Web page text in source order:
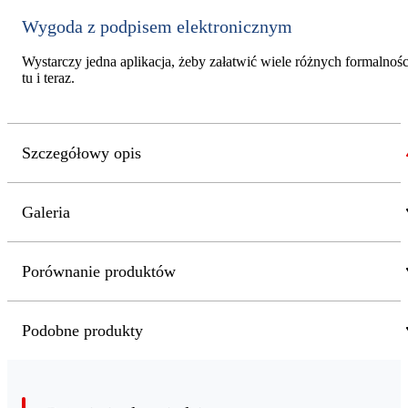
Wygoda z podpisem elektronicznym
Wystarczy jedna aplikacja, żeby załatwić wiele różnych
tu i teraz.
Szczegółowy opis
Galeria
Porównanie produktów
Podobne produkty